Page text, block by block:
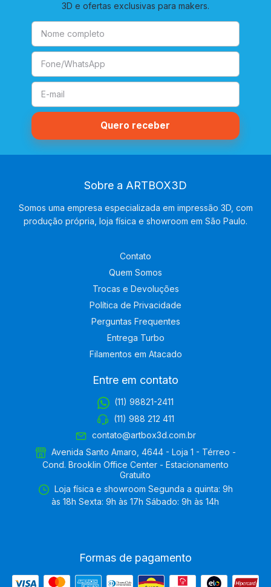
3D e ofertas exclusivas para makers.
Sobre a ARTBOX3D
Somos uma empresa especializada em impressão 3D, com
produção própria, loja física e showroom em São Paulo.
Contato
Quem Somos
Trocas e Devoluções
Política de Privacidade
Perguntas Frequentes
Entrega Turbo
Filamentos em Atacado
Entre em contato
(11) 98821-2411
(11) 988 212 411
contato@artbox3d.com.br
Avenida Santo Amaro, 4644 - Loja 1 - Térreo -
Cond. Brooklin Office Center - Estacionamento
Gratuito
Loja física e showroom Segunda a quinta: 9h
às 18h Sexta: 9h às 17h Sábado: 9h às 14h
Formas de pagamento